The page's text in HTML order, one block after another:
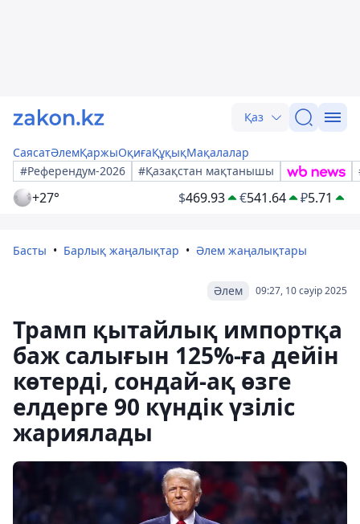
Қаз
СаясатӘлемҚаржыОқиғаҚұқықМақалалар
#Референдум-2026
#Қазақстан мақтанышы
+27° $469.93 €541.64 ₽5.71
Басты Барлық жаңалықтар Әлем жаңалықтары
09:27, 10 сәуір 2025
Әлем
Трамп қытайлық импортқа
баж салығын 125%-ға дейін
көтерді, сондай-ақ өзге
елдерге 90 күндік үзіліс
жариялады